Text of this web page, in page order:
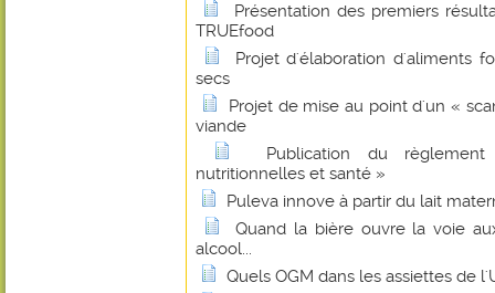
Présentation des premiers
TRUEfood
Projet d'élaboration d'aliments
secs
Projet de mise au point d'un «
viande
Publication du
nutritionnelles et santé »
Puleva innove à partir du lait
Quand la bière ouvre la voie
alcool...
Quels OGM dans les assiettes de